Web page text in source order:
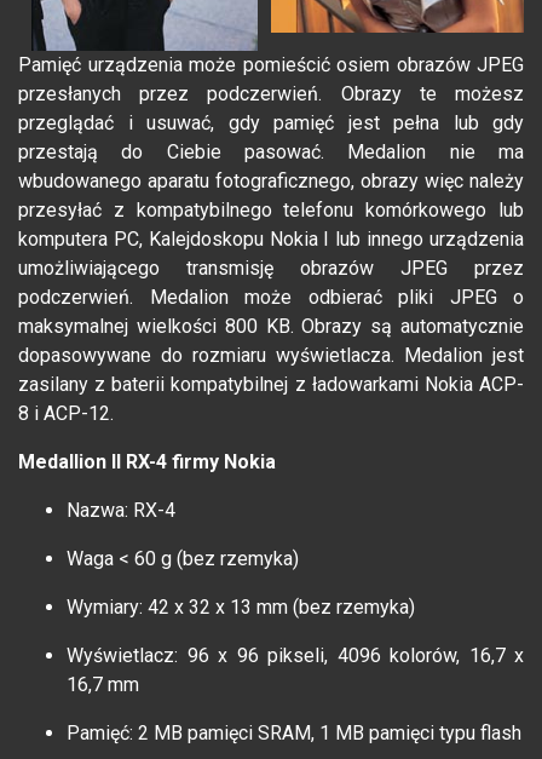
Pamięć urządzenia może pomieścić osiem obrazów JPEG
przesłanych przez podczerwień. Obrazy te możesz
przeglądać i usuwać, gdy pamięć jest pełna lub gdy
przestają do Ciebie pasować. Medalion nie ma
wbudowanego aparatu fotograficznego, obrazy więc należy
przesyłać z kompatybilnego telefonu komórkowego lub
komputera PC, Kalejdoskopu Nokia I lub innego urządzenia
umożliwiającego transmisję obrazów JPEG przez
podczerwień. Medalion może odbierać pliki JPEG o
maksymalnej wielkości 800 KB. Obrazy są automatycznie
dopasowywane do rozmiaru wyświetlacza. Medalion jest
zasilany z baterii kompatybilnej z ładowarkami Nokia ACP-
8 i ACP-12.
Medallion II RX-4 firmy Nokia
Nazwa: RX-4
Waga < 60 g (bez rzemyka)
Wymiary: 42 x 32 x 13 mm (bez rzemyka)
Wyświetlacz: 96 x 96 pikseli, 4096 kolorów, 16,7 x
16,7 mm
Pamięć: 2 MB pamięci SRAM, 1 MB pamięci typu flash